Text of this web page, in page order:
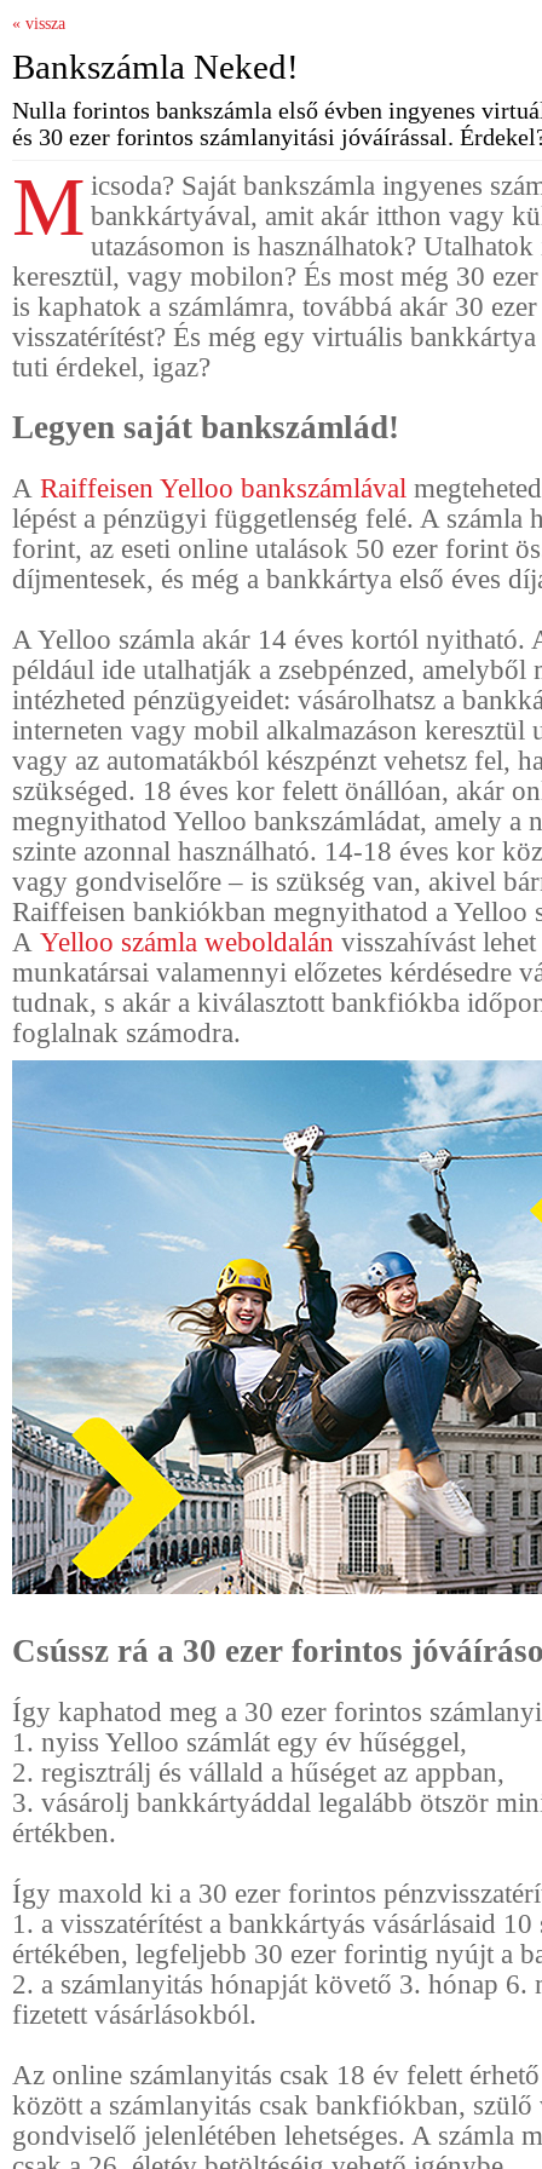
« vissza
Bankszámla Neked!
Nulla forintos bankszámla első évben ingyenes
és 30 ezer forintos számlanyitási jóváírással.
M icsoda? Saját bankszámla ingyenes
bankkártyával, amit akár itthon vagy
utazásomon is használhatok?
keresztül, vagy mobilon? És most még 30
is kaphatok a számlámra, továbbá akár 30
visszatérítést? És még egy virtuális
tuti érdekel, igaz?
Legyen saját bankszámlád!
A Raiffeisen Yelloo bankszámlával
lépést a pénzügyi függetlenség felé. A számla
forint, az eseti online utalások 50 ezer forint
díjmentesek, és még a bankkártya első éves
A Yelloo számla akár 14 éves kortól nyitható.
például ide utalhatják a zsebpénzed, amelyből
intézheted pénzügyeidet: vásárolhatsz a
interneten vagy mobil alkalmazáson keresztül
vagy az automatákból készpénzt vehetsz fel,
szükséged. 18 éves kor felett önállóan, akár
megnyithatod Yelloo bankszámládat, amely a
szinte azonnal használható. 14-18 éves kor
vagy gondviselőre – is szükség van, akivel
Raiffeisen bankiókban megnyithatod a Yelloo
A Yelloo számla weboldalán visszahívást
munkatársai valamennyi előzetes kérdésedre
tudnak, s akár a kiválasztott bankfiókba
foglalnak számodra.
Csússz rá a 30 ezer forintos
Így kaphatod meg a 30 ezer forintos
1. nyiss Yelloo számlát egy év hűséggel,
2. regisztrálj és vállald a hűséget az appban,
3. vásárolj bankkártyáddal legalább ötször
értékben.
Így maxold ki a 30 ezer forintos
1. a visszatérítést a bankkártyás vásárlásaid 10
értékében, legfeljebb 30 ezer forintig nyújt a
2. a számlanyitás hónapját követő 3. hónap 6.
fizetett vásárlásokból.
Az online számlanyitás csak 18 év felett
között a számlanyitás csak bankfiókban, szülő
gondviselő jelenlétében lehetséges. A számla